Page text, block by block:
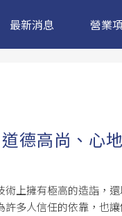
最新消息 營業
德高尚、心
上擁有極高的造詣，
多人信任的依靠，也